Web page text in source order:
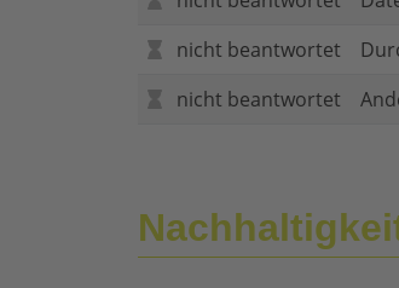
nicht beantwortet
nicht beantwortet